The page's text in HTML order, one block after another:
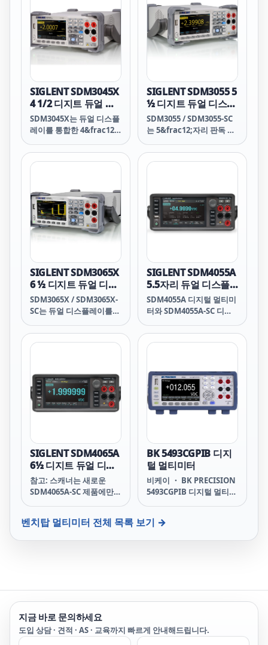
유형을 지원하고, 온도 중
심의 메뉴 선택을 지원하므
로 2638A는 특히 온도 검증
분야에 적합합니다. 온도
프로파일링 또는 검증 테스
트를 시작하기 전에 여러
열전대를 알려진 기준 온도
로 “영점” 조정해야 할 경
우 버튼을 누르면 2638A가
모든 판독값을 기준 채널로
정규화하여 기준 온도의 오
프셋을 지원 데이터 파일에
저장합니다. AMS 지침에
따라 챔버 테스트 또는 열
처리 테스트를 수행하거나
장치를 검증할 경우 Hydra
Series III을 사용하면 이
러한 지침 또는 규정을 훨
씬 더 쉽게 준수할 수 있습
니다.
SIGLENT SDM3045X
4 1/2 디지트 듀얼 디
스플레이 디지털 멀티
미터
SDM3045X는 듀얼 디스플
레이를 통합한 4&frac12;
트) 멀티미터로, 특히 고정
밀, 다기능 및 자동 측정 요
SIGLENT SDM3055 5
½ 디지트 듀얼 디스플
레이 디지털 멀티미터
SDM3055 / SDM3055-SC
는 5&frac12;자리 판독 분
갖춘 디지털 멀티미터로,
특히 고정밀, 다기능 및 자
SIGLENT SDM3065X
6 ½ 디지트 듀얼 디스
플레이 디지털 멀티미
터
SDM3065X / SDM3065X-
SC는 듀얼 디스플레이를
만 카운트 디지털 멀티미
터)입니다. SDM3065X 시
구에 매우 적합합니다.
SIGLENT SDM4055A
5.5자리 듀얼 디스플
레이 디지털 멀티미터
SDM4055A 디지털 멀티미
터와 SDM4055A-SC 디지
자리 판독 분해능과 듀얼
디스플레이를 갖추고 있어
합합니다.
SIGLENT SDM4065A
6½ 디지트 듀얼 디스
플레이 디지털 멀티미
터
참고: 스캐너는 새로운
SDM4065A-SC 제품에만
수 없습니다.
BK 5493CGPIB 디지
털 멀티미터
비케이 ・ BK PRECISION
5493CGPIB 디지털 멀티미
5493CGPIBBK BK
5493CGPIB 5493CGPIB 비
엔케이 비엔케이
BK BK 5493C 5493CB&K
B&K 5493C 5493C비케이
벤치탑 멀티미터 전체 목록 보기 →
지금 바로 문의하세요
도입 상담 · 견적 · AS · 교육까지 빠르게 안내해드립니다.